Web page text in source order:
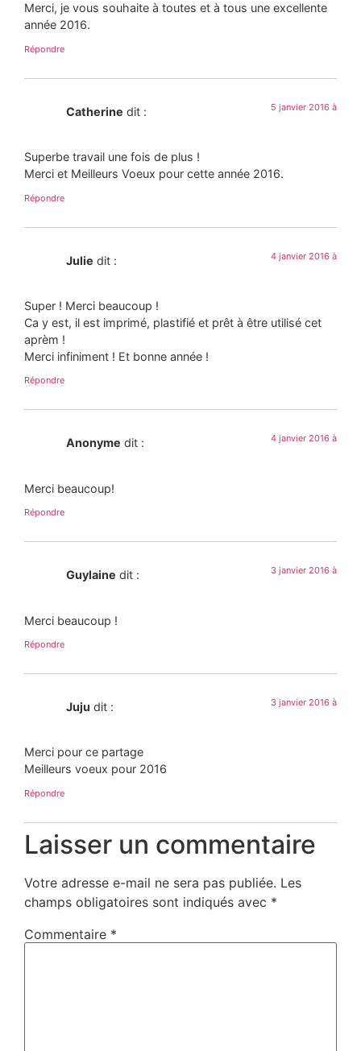
Merci, je vous souhaite à toutes et à tous une excellente
année 2016.
Répondre
Catherine dit : 5 janvier 2016 à
Superbe travail une fois de plus !
Merci et Meilleurs Voeux pour cette année 2016.
Répondre
Julie dit : 4 janvier 2016 à
Super ! Merci beaucoup !
Ca y est, il est imprimé, plastifié et prêt à être utilisé cet
aprèm !
Merci infiniment ! Et bonne année !
Répondre
Anonyme dit : 4 janvier 2016 à
Merci beaucoup!
Répondre
Guylaine dit : 3 janvier 2016 à
Merci beaucoup !
Répondre
Juju dit : 3 janvier 2016 à
Merci pour ce partage
Meilleurs voeux pour 2016
Répondre
Laisser un commentaire
Votre adresse e-mail ne sera pas publiée. Les
champs obligatoires sont indiqués avec *
Commentaire *